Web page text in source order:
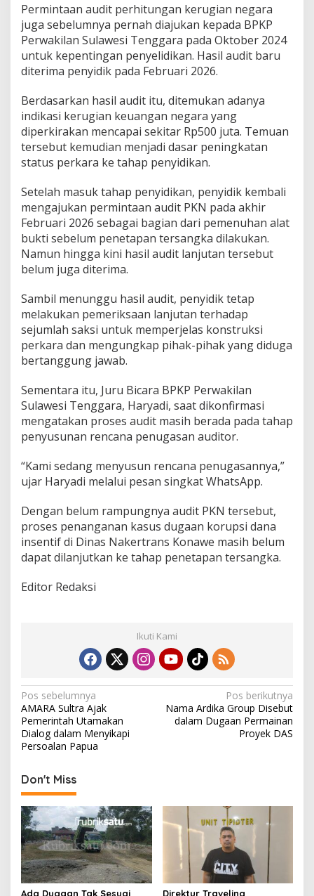
Permintaan audit perhitungan kerugian negara
juga sebelumnya pernah diajukan kepada BPKP
Perwakilan Sulawesi Tenggara pada Oktober 2024
untuk kepentingan penyelidikan. Hasil audit baru
diterima penyidik pada Februari 2026.
Berdasarkan hasil audit itu, ditemukan adanya
indikasi kerugian keuangan negara yang
diperkirakan mencapai sekitar Rp500 juta. Temuan
tersebut kemudian menjadi dasar peningkatan
status perkara ke tahap penyidikan.
Setelah masuk tahap penyidikan, penyidik kembali
mengajukan permintaan audit PKN pada akhir
Februari 2026 sebagai bagian dari pemenuhan alat
bukti sebelum penetapan tersangka dilakukan.
Namun hingga kini hasil audit lanjutan tersebut
belum juga diterima.
Sambil menunggu hasil audit, penyidik tetap
melakukan pemeriksaan lanjutan terhadap
sejumlah saksi untuk memperjelas konstruksi
perkara dan mengungkap pihak-pihak yang diduga
bertanggung jawab.
Sementara itu, Juru Bicara BPKP Perwakilan
Sulawesi Tenggara, Haryadi, saat dikonfirmasi
mengatakan proses audit masih berada pada tahap
penyusunan rencana penugasan auditor.
“Kami sedang menyusun rencana penugasannya,”
ujar Haryadi melalui pesan singkat WhatsApp.
Dengan belum rampungnya audit PKN tersebut,
proses penanganan kasus dugaan korupsi dana
insentif di Dinas Nakertrans Konawe masih belum
dapat dilanjutkan ke tahap penetapan tersangka.
Editor Redaksi
Ikuti Kami
N
a
v
i
g
a
s
i
p
o
Pos sebelumnya
AMARA Sultra Ajak
Pemerintah Utamakan
Dialog dalam Menyikapi
Persoalan Papua
Pos berikutnya
Nama Ardika Group Disebut
dalam Dugaan Permainan
Proyek DAS
Don't Miss
Ada Dugaan Tak Sesuai Direktur Travelina